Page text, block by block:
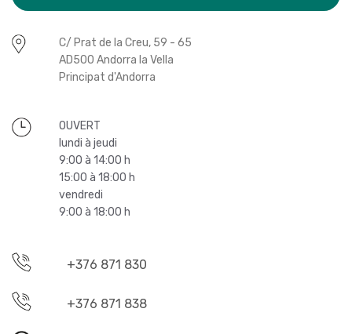
C/ Prat de la Creu, 59 - 65
AD500 Andorra la Vella
Principat d'Andorra
OUVERT
lundi à jeudi
9:00 à 14:00 h
15:00 à 18:00 h
vendredi
9:00 à 18:00 h
+376 871 830
+376 871 838